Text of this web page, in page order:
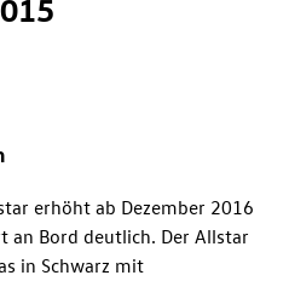
erhöht ab Dezember 2016
an Bord deutlich. Der Allstar
in Schwarz mit